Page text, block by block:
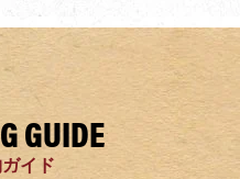
GUIDE
イド